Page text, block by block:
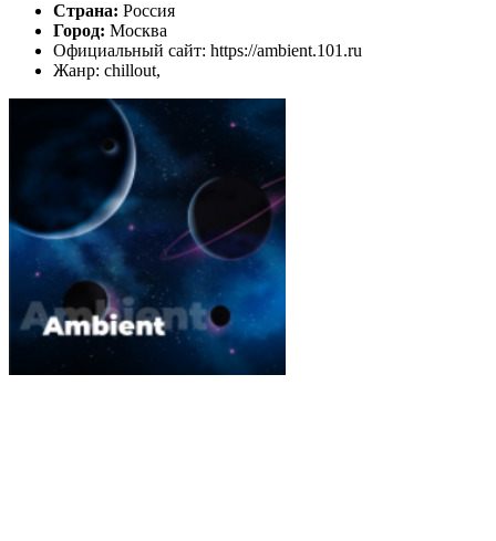
Страна: Россия
Город: Москва
Официальный сайт: https://ambient.101.ru
Жанр: chillout,